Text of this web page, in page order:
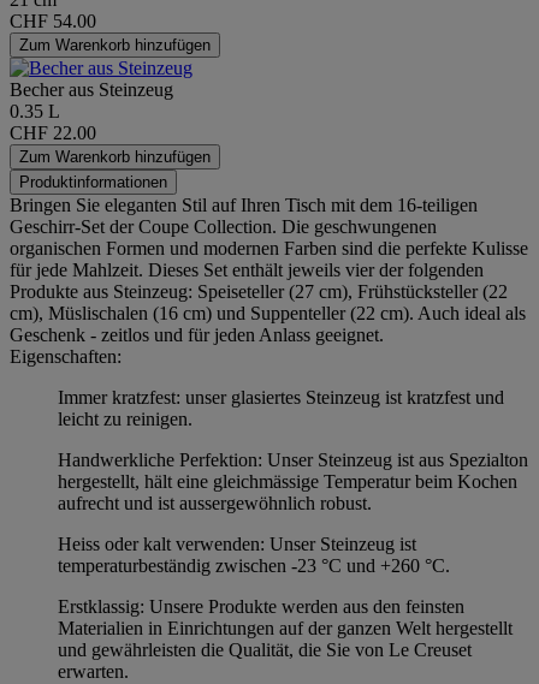
CHF 54.00
Zum Warenkorb hinzufügen
Becher aus Steinzeug
0.35 L
CHF 22.00
Zum Warenkorb hinzufügen
Produktinformationen
Bringen Sie eleganten Stil auf Ihren Tisch mit dem 16-teiligen
Geschirr-Set der Coupe Collection. Die geschwungenen
organischen Formen und modernen Farben sind die perfekte Kulisse
für jede Mahlzeit. Dieses Set enthält jeweils vier der folgenden
Produkte aus Steinzeug: Speiseteller (27 cm), Frühstücksteller (22
cm), Müslischalen (16 cm) und Suppenteller (22 cm). Auch ideal als
Geschenk - zeitlos und für jeden Anlass geeignet.
Eigenschaften:
Immer kratzfest: unser glasiertes Steinzeug ist kratzfest und
leicht zu reinigen.
Handwerkliche Perfektion: Unser Steinzeug ist aus Spezialton
hergestellt, hält eine gleichmässige Temperatur beim Kochen
aufrecht und ist aussergewöhnlich robust.
Heiss oder kalt verwenden: Unser Steinzeug ist
temperaturbeständig zwischen -23 °C und +260 °C.
Erstklassig: Unsere Produkte werden aus den feinsten
Materialien in Einrichtungen auf der ganzen Welt hergestellt
und gewährleisten die Qualität, die Sie von Le Creuset
erwarten.